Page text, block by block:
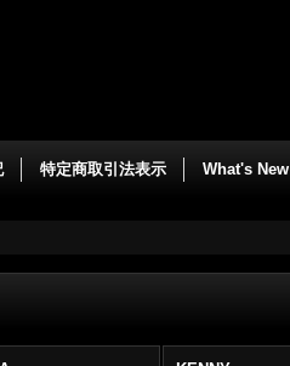
特定商取引法表示 What's New